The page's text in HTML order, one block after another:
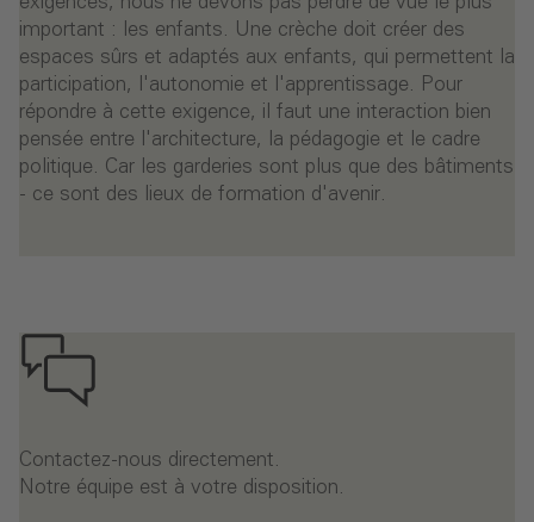
important : les enfants. Une crèche doit créer des
espaces sûrs et adaptés aux enfants, qui permettent la
participation, l'autonomie et l'apprentissage. Pour
répondre à cette exigence, il faut une interaction bien
pensée entre l'architecture, la pédagogie et le cadre
politique. Car les garderies sont plus que des bâtiments
- ce sont des lieux de formation d'avenir.
Contactez-nous directement.
Notre équipe est à votre disposition.